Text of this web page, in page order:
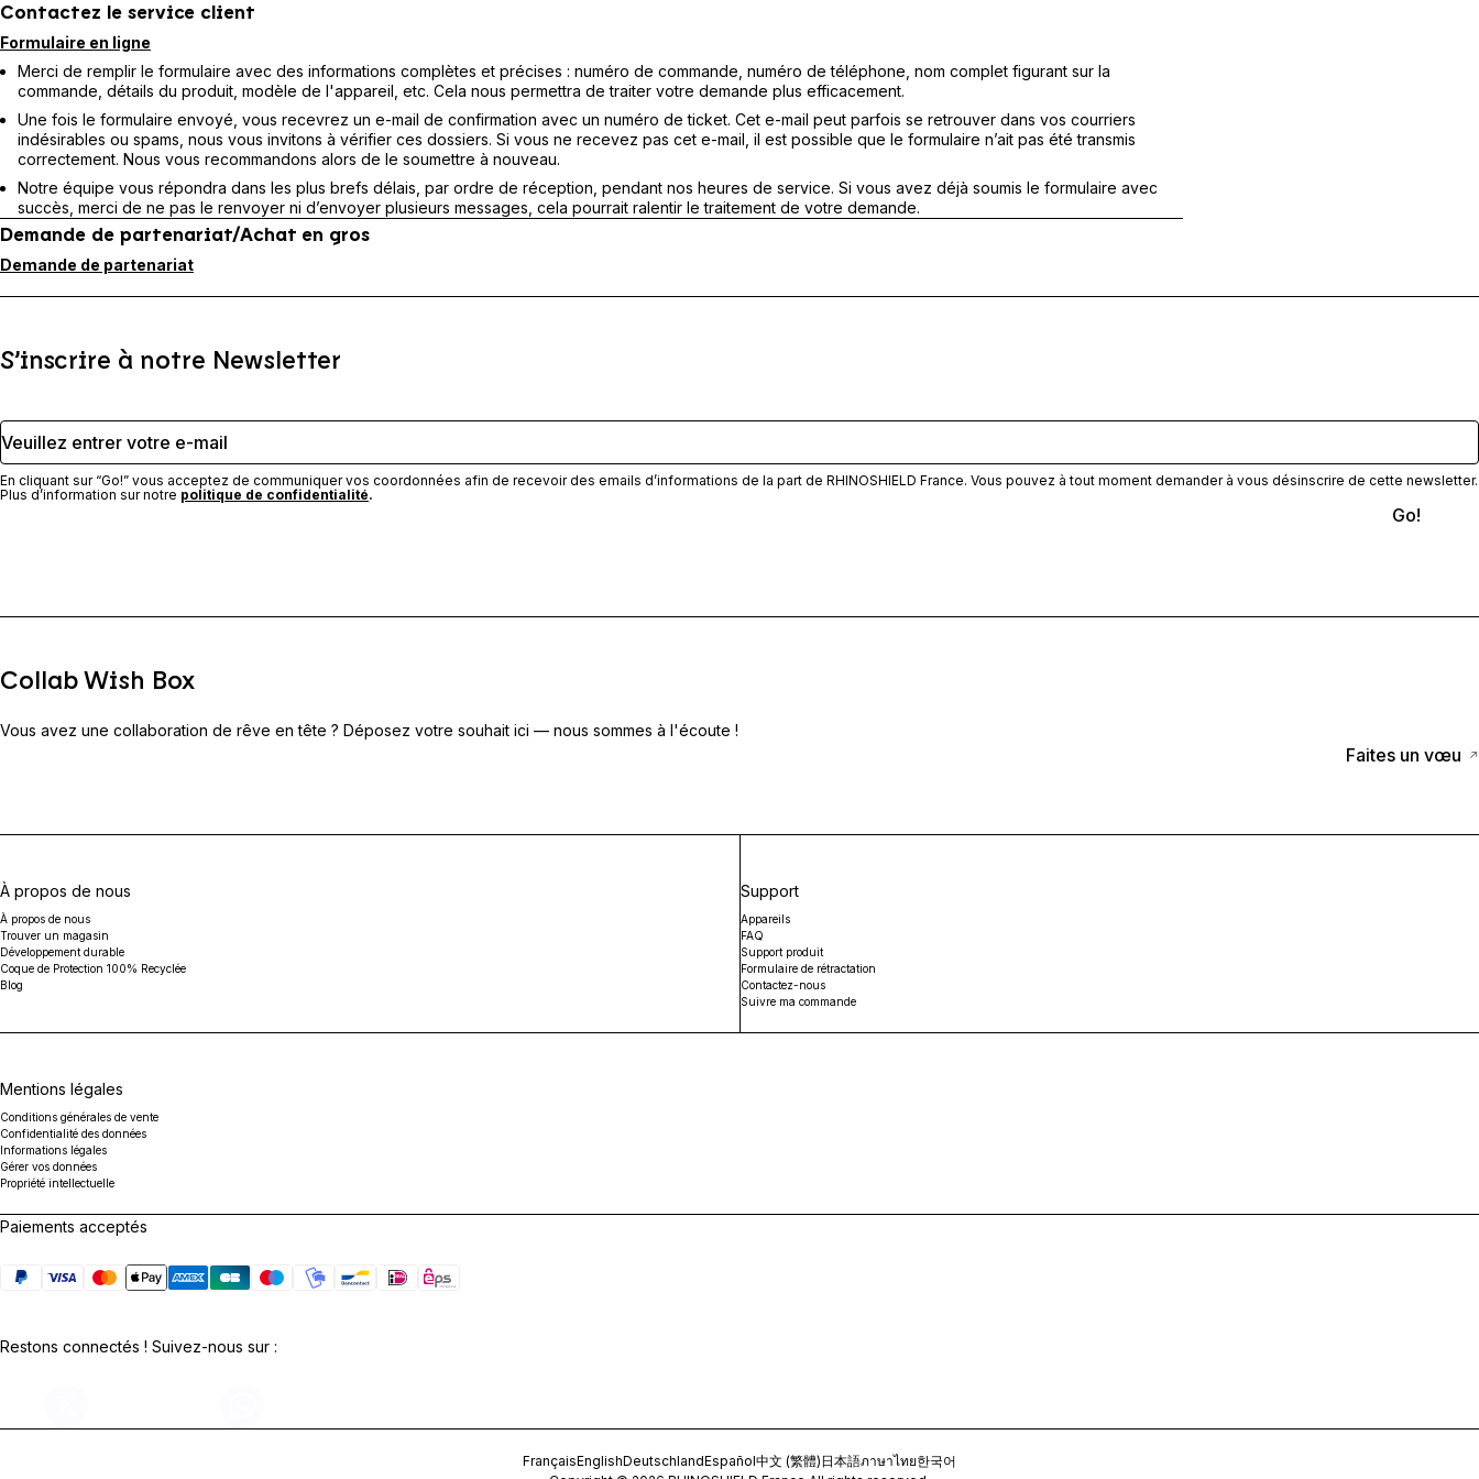
Contactez le service client
Formulaire en ligne
Merci de remplir le formulaire avec des informations complètes et précises : numéro de commande, numéro de téléphone, nom complet figurant sur la
commande, détails du produit, modèle de l'appareil, etc. Cela nous permettra de traiter votre demande plus efficacement.
Une fois le formulaire envoyé, vous recevrez un e-mail de confirmation avec un numéro de ticket. Cet e-mail peut parfois se retrouver dans vos courriers
indésirables ou spams, nous vous invitons à vérifier ces dossiers. Si vous ne recevez pas cet e-mail, il est possible que le formulaire n’ait pas été transmis
correctement. Nous vous recommandons alors de le soumettre à nouveau.
Notre équipe vous répondra dans les plus brefs délais, par ordre de réception, pendant nos heures de service. Si vous avez déjà soumis le formulaire avec
succès, merci de ne pas le renvoyer ni d’envoyer plusieurs messages, cela pourrait ralentir le traitement de votre demande.
Demande de partenariat/Achat en gros
Demande de partenariat
S’inscrire à notre Newsletter
Veuillez entrer votre e-mail
En cliquant sur “Go!” vous acceptez de communiquer vos coordonnées afin de recevoir des emails d’informations de la part de RHINOSHIELD France. Vous pouvez à tout moment demander à vous désinscrire de cette newsletter.
Plus d’information sur notre politique de confidentialité.
Go!
Collab Wish Box
Vous avez une collaboration de rêve en tête ? Déposez votre souhait ici — nous sommes à l'écoute !
Faites un vœu
À propos de nous
À propos de nous
Trouver un magasin
Développement durable
Coque de Protection 100% Recyclée
Blog
Support
Appareils
FAQ
Support produit
Formulaire de rétractation
Contactez-nous
Suivre ma commande
Mentions légales
Conditions générales de vente
Confidentialité des données
Informations légales
Gérer vos données
Propriété intellectuelle
Paiements acceptés
Restons connectés ! Suivez-nous sur :
FrançaisEnglishDeutschlandEspañol中文 (繁體) 日本語ภาษาไทย한국어